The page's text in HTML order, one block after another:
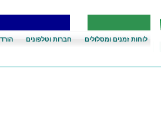
לוחות זמנים ומסלולים חברות וטלפונים